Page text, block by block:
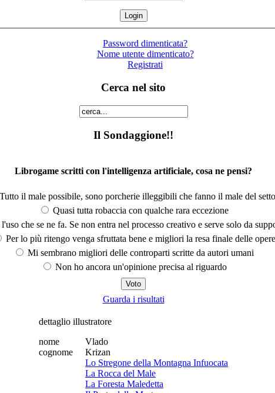
Password dimenticata?
Nome utente dimenticato?
Registrati
Cerca nel sito
Il Sondaggione!!
Librogame scritti con l'intelligenza artificiale, cosa ne pensi?
Tutto il male possibile, sono porcherie illeggibili che fanno il male del
Quasi tutta robaccia con qualche rara eccezione
che se ne fa. Se non entra nel processo creativo e serve solo da
Per lo più ritengo venga sfruttata bene e migliori la resa finale delle opere
Mi sembrano migliori delle controparti scritte da autori umani
Non ho ancora un'opinione precisa al riguardo
Guarda i risultati
dettaglio illustratore
nome
Vlado
cognome
Krizan
Lo Stregone della Montagna Infuocata
La Rocca del Male
La Foresta Maledetta